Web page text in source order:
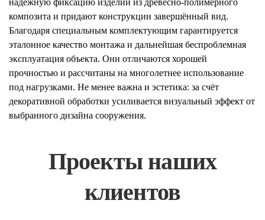
надёжную фиксацию изделий из древесно-полимерного
композита и придают конструкции завершённый вид.
Благодаря специальным комплектующим гарантируется
эталонное качество монтажа и дальнейшая беспроблемная
эксплуатация объекта. Они отличаются хорошей
прочностью и рассчитаны на многолетнее использование
под нагрузками. Не менее важна и эстетика: за счёт
декоративной обработки усиливается визуальный эффект от
выбранного дизайна сооружения.
Проекты наших
клиентов